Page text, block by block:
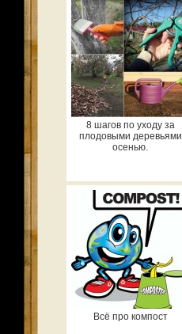
8 шагов по уходу за
плодовыми деревьями
осенью.
Всё про компост